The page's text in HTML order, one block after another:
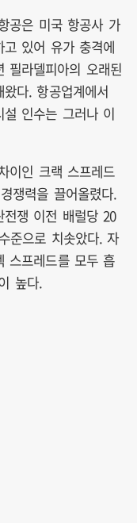
공은 미국 항공사 가
있어 유가 충격에
필라델피아의 오래된
다. 항공업계에서
인수는 그러나 이
이인 크랙 스프레드
쟁력을 끌어올렸다.
쟁 이전 배럴당 20
준으로 치솟았다. 자
스프레드를 모두 흡
높다.